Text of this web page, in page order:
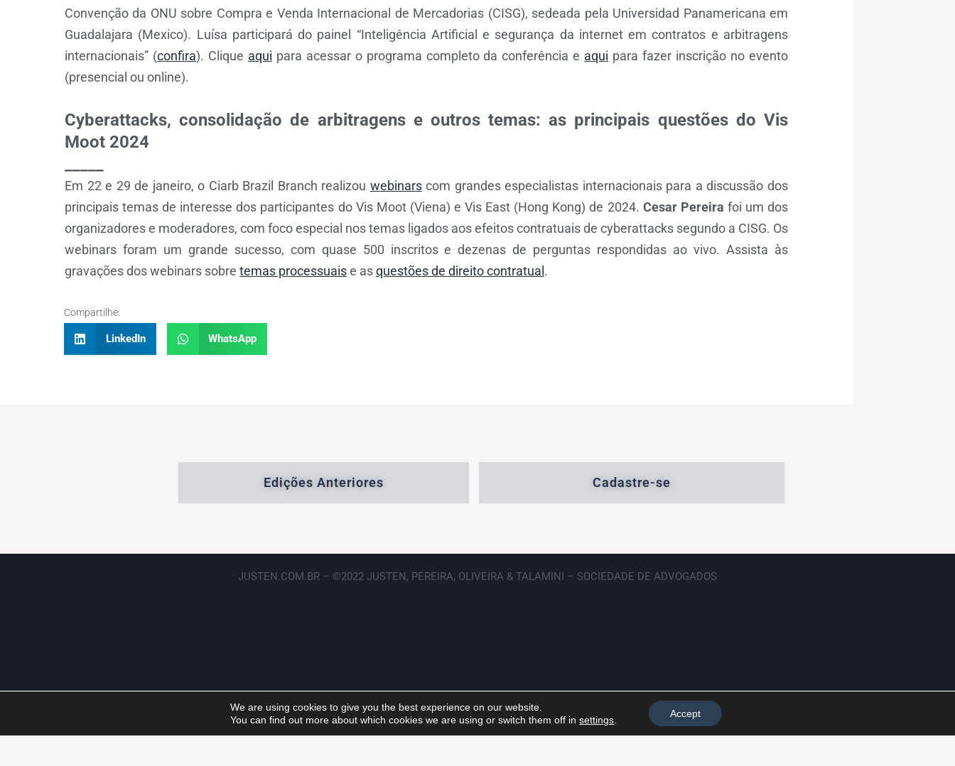
Convenção da ONU sobre Compra e Venda Internacional de Mercadorias (CISG), sedeada pela Universidad Panamericana em
Guadalajara (Mexico). Luísa participará do painel “Inteligência Artificial e segurança da internet em contratos e arbitragens
internacionais” (confira). Clique aqui para acessar o programa completo da conferência e aqui para fazer inscrição no evento
(presencial ou online).
Cyberattacks, consolidação de arbitragens e outros temas: as principais questões do Vis
Moot 2024
Em 22 e 29 de janeiro, o Ciarb Brazil Branch realizou webinarscom grandes especialistas internacionais para a discussão dos
principais temas de interesse dos participantes do Vis Moot (Viena) e Vis East (Hong Kong) de 2024. Cesar Pereira foi um dos
organizadores e moderadores, com foco especial nos temas ligados aos efeitos contratuais de cyberattacks segundo a CISG. Os
webinars foram um grande sucesso, com quase 500 inscritos e dezenas de perguntas respondidas ao vivo. Assista às
gravações dos webinars sobre temas processuaise asquestões de direito contratual.
Compartilhe:
LinkedIn WhatsApp
Edições Anteriores Cadastre-se
JUSTEN.COM.BR – ©2022 JUSTEN, PEREIRA, OLIVEIRA & TALAMINI – SOCIEDADE DE ADVOGADOS
We are using cookies to give you the best experience on our website.
You can find out more about which cookies we are using or switch them off insettings
Accept